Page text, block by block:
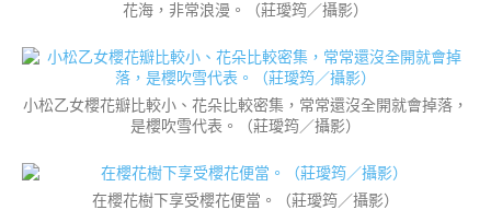
花海，非常浪漫。（莊璦筠／攝影）
小松乙女櫻花瓣比較小、花朵比較密集，常常還沒全開就會掉落，
是櫻吹雪代表。（莊璦筠／攝影）
在櫻花樹下享受櫻花便當。（莊璦筠／攝影）